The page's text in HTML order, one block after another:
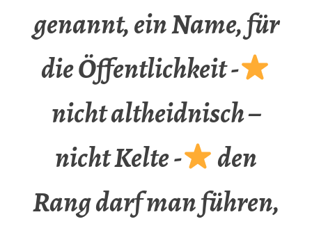
genannt, ein Name, für
die Öffentlichkeit -
nicht altheidnisch –
nicht Kelte -
den
Rang darf man führen,